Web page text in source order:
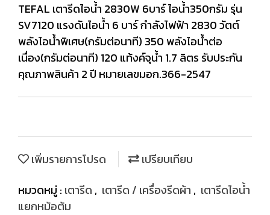
TEFAL เตารีดไอน้ำ 2830W 6บาร์ ไอน้ำ350กรัม รุ่น
SV7120 แรงดันไอน้ำ 6 บาร์ กำลังไฟฟ้า 2830 วัตต์
พลังไอน้ำพิเศษ(กรัมต่อนาที) 350 พลังไอน้ำต่อ
เนื่อง(กรัมต่อนาที) 120 แท้งค์จุน้ำ 1.7 ลิตร รับประกัน
คุณภาพสินค้า 2 ปี หมายเลขมอก.366-2547
เพิ่มรายการโปรด
เปรียบเทียบ
หมวดหมู่ : เตารีด , เตารีด / เครื่องรีดผ้า , เตารีดไอน้ำ
แยกหม้อต้ม